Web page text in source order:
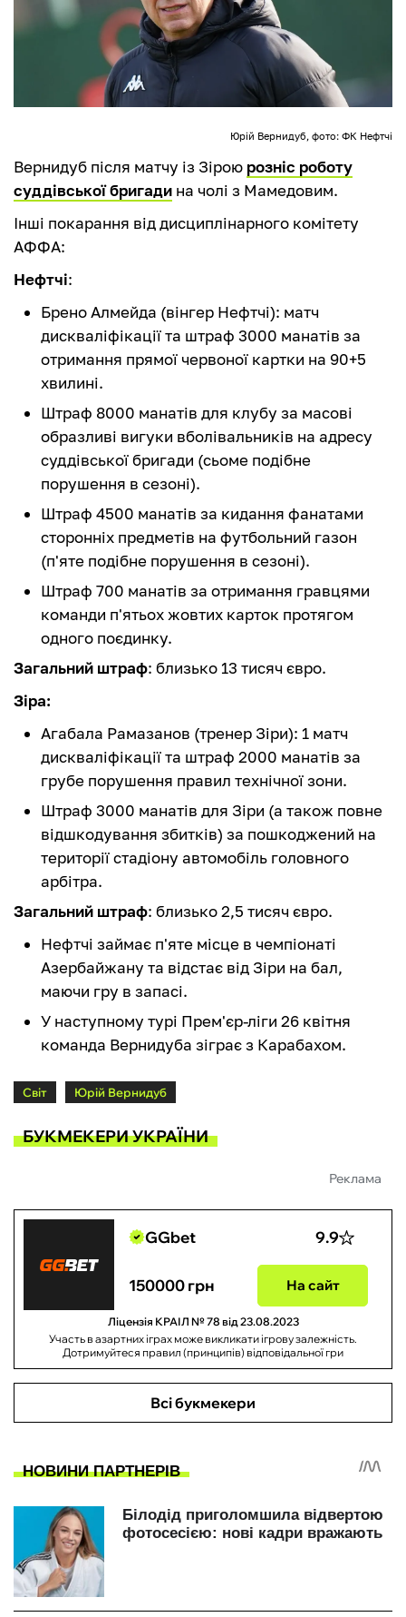
Юрій Вернидуб, фото: ФК Нефтчі
Вернидуб після матчу із Зірою розніс роботу
суддівської бригади на чолі з Мамедовим.
Інші покарання від дисциплінарного комітету
АФФА:
Нефтчі:
Брено Алмейда (вінгер Нефтчі): матч
дискваліфікації та штраф 3000 манатів за
отримання прямої червоної картки на 90+5
хвилині.
Штраф 8000 манатів для клубу за масові
образливі вигуки вболівальників на адресу
суддівської бригади (сьоме подібне
порушення в сезоні).
Штраф 4500 манатів за кидання фанатами
сторонніх предметів на футбольний газон
(п'яте подібне порушення в сезоні).
Штраф 700 манатів за отримання гравцями
команди п'ятьох жовтих карток протягом
одного поєдинку.
Загальний штраф: близько 13 тисяч євро.
Зіра:
Агабала Рамазанов (тренер Зіри): 1 матч
дискваліфікації та штраф 2000 манатів за
грубе порушення правил технічної зони.
Штраф 3000 манатів для Зіри (а також повне
відшкодування збитків) за пошкоджений на
території стадіону автомобіль головного
арбітра.
Загальний штраф: близько 2,5 тисяч євро.
Нефтчі займає п'яте місце в чемпіонаті
Азербайжану та відстає від Зіри на бал,
маючи гру в запасі.
У наступному турі Прем'єр-ліги 26 квітня
команда Вернидуба зіграє з Карабахом.
Світ Юрій Вернидуб
БУКМЕКЕРИ УКРАЇНИ
Реклама
GGbet 9.9
150000 грн На сайт
Ліцензія КРАІЛ № 78 від 23.08.2023
Участь в азартних іграх може викликати ігрову залежність.
Дотримуйтеся правил (принципів) відповідальної гри
Всі букмекери